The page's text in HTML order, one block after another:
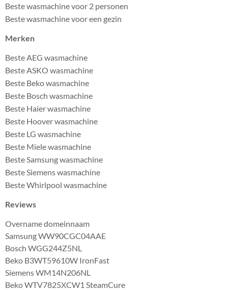
Beste wasmachine voor 2 personen
Beste wasmachine voor een gezin
Merken
Beste AEG wasmachine
Beste ASKO wasmachine
Beste Beko wasmachine
Beste Bosch wasmachine
Beste Haier wasmachine
Beste Hoover wasmachine
Beste LG wasmachine
Beste Miele wasmachine
Beste Samsung wasmachine
Beste Siemens wasmachine
Beste Whirlpool wasmachine
Reviews
Overname domeinnaam
Samsung WW90CGC04AAE
Bosch WGG244Z5NL
Beko B3WT59610W IronFast
Siemens WM14N206NL
Beko WTV7825XCW1 SteamCure